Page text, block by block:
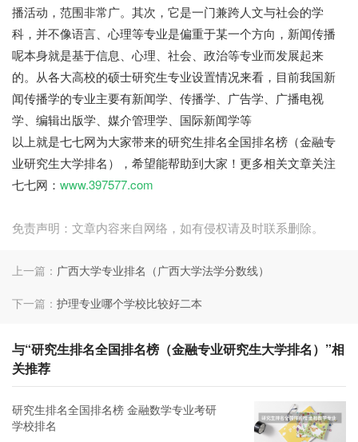
播活动，范围非常广。其次，它是一门兼跨人文与社会的学
科，并不像语言、心理等专业是偏重于某一个方向，新闻传播
呢本身就是基于信息、心理、社会、政治等专业而发展起来
的。从各大高校的硕士研究生专业设置情况来看，目前我国新
闻传播学的专业主要有新闻学、传播学、广告学、广播电视
学、编辑出版学、媒介管理学、国际新闻学等
以上就是七七网为大家带来的研究生排名全国排名榜（金融专
业研究生大学排名），希望能帮助到大家！更多相关文章关注
七七网： www.397577.com
免责声明：文章内容来自网络，如有侵权请及时联系删除。
上一篇： 广西大学专业排名（广西大学法学分数线）
下一篇： 护理专业哪个学校比较好二本
与“研究生排名全国排名榜（金融专业研究生大学排名）”相
关推荐
研究生排名全国排名榜 金融数学专业考研
学校排名